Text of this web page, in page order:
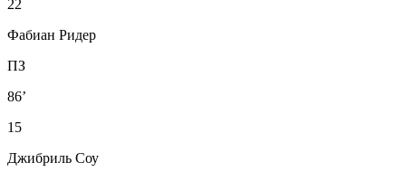
22
Фабиан Ридер
ПЗ
86’
15
Джибриль Соу